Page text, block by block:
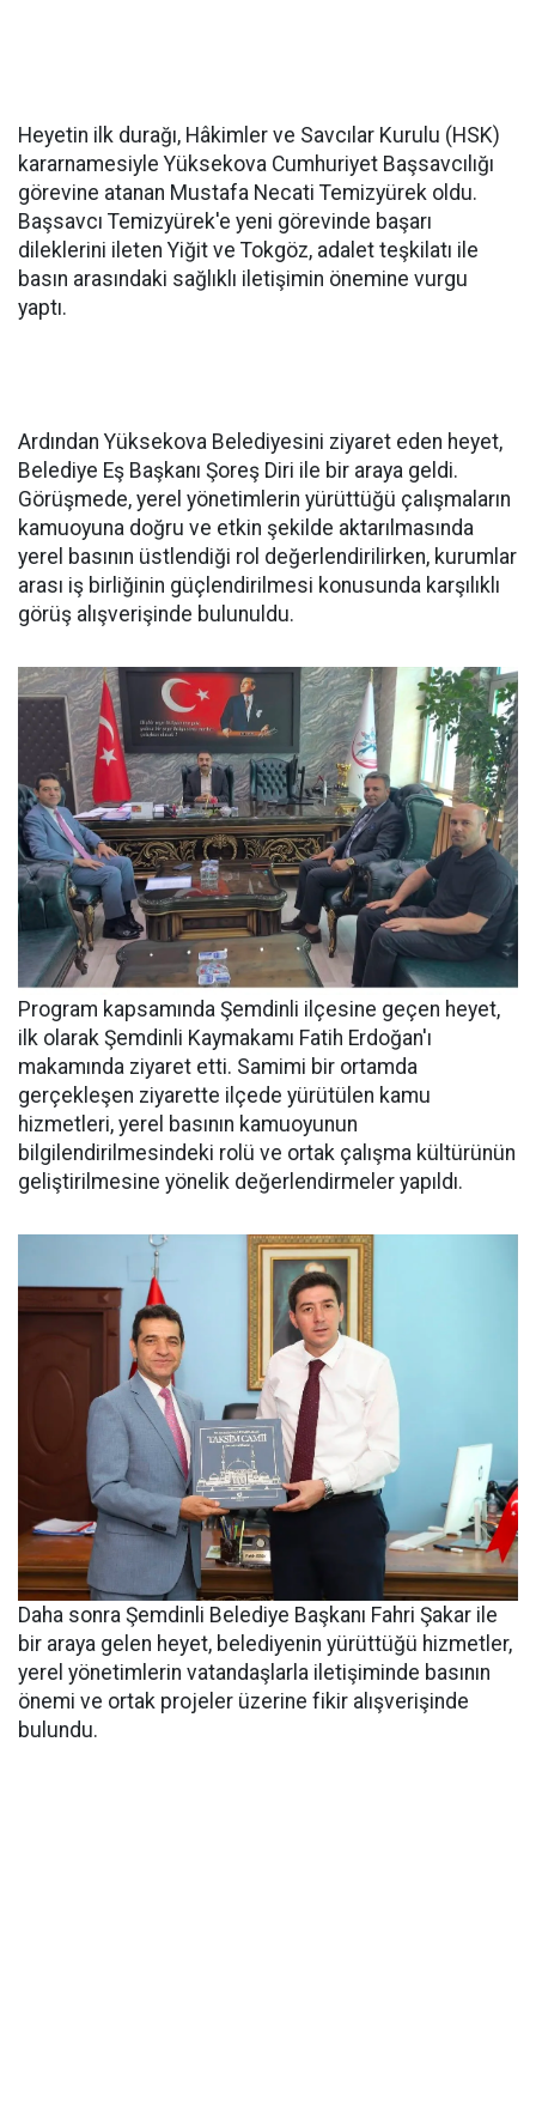
Heyetin ilk durağı, Hâkimler ve Savcılar Kurulu (HSK)
kararnamesiyle Yüksekova Cumhuriyet Başsavcılığı
görevine atanan Mustafa Necati Temizyürek oldu.
Başsavcı Temizyürek'e yeni görevinde başarı
dileklerini ileten Yiğit ve Tokgöz, adalet teşkilatı ile
basın arasındaki sağlıklı iletişimin önemine vurgu
yaptı.
Ardından Yüksekova Belediyesini ziyaret eden heyet,
Belediye Eş Başkanı Şoreş Diri ile bir araya geldi.
Görüşmede, yerel yönetimlerin yürüttüğü çalışmaların
kamuoyuna doğru ve etkin şekilde aktarılmasında
yerel basının üstlendiği rol değerlendirilirken, kurumlar
arası iş birliğinin güçlendirilmesi konusunda karşılıklı
görüş alışverişinde bulunuldu.
Program kapsamında Şemdinli ilçesine geçen heyet,
ilk olarak Şemdinli Kaymakamı Fatih Erdoğan'ı
makamında ziyaret etti. Samimi bir ortamda
gerçekleşen ziyarette ilçede yürütülen kamu
hizmetleri, yerel basının kamuoyunun
bilgilendirilmesindeki rolü ve ortak çalışma kültürünün
geliştirilmesine yönelik değerlendirmeler yapıldı.
Daha sonra Şemdinli Belediye Başkanı Fahri Şakar ile
bir araya gelen heyet, belediyenin yürüttüğü hizmetler,
yerel yönetimlerin vatandaşlarla iletişiminde basının
önemi ve ortak projeler üzerine fikir alışverişinde
bulundu.